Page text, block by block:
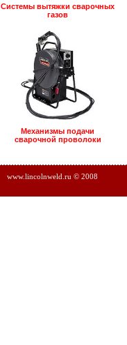
Системы вытяжки сварочных
газов
Механизмы подачи
сварочной проволоки
www.lincolnweld.ru © 2008